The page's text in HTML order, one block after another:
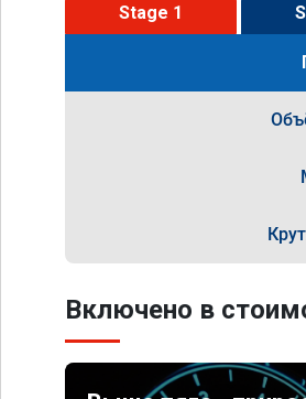
Stage 1
Включено в